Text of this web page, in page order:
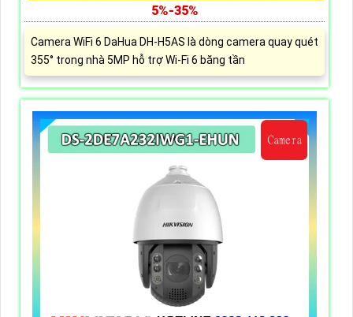
5%-35%
Camera WiFi 6 DaHua DH-H5AS là dòng camera quay quét
355° trong nhà 5MP hỗ trợ Wi-Fi 6 băng tần